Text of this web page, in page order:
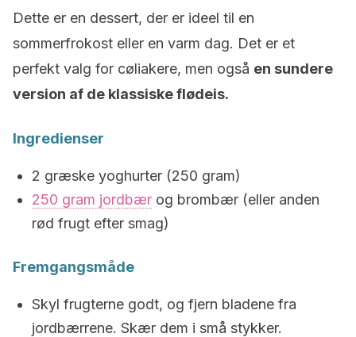
Dette er en dessert, der er ideel til en
sommerfrokost eller en varm dag. Det er et
perfekt valg for cøliakere, men også en sundere
version af de klassiske flødeis.
Ingredienser
2 græske yoghurter (250 gram)
250 gram jordbær og brombær (eller anden
rød frugt efter smag)
Fremgangsmåde
Skyl frugterne godt, og fjern bladene fra
jordbærrene. Skær dem i små stykker.